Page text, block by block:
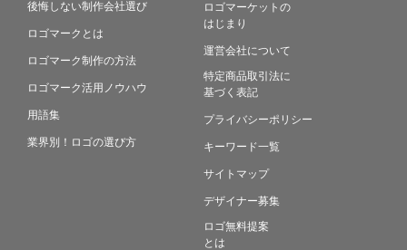
後悔しない制作会社選び
ロゴマークとは
ロゴマーク制作の方法
ロゴマーク活用ノウハウ
用語集
業界別！ロゴの選び方
ロゴマーケットの
はじまり
運営会社について
特定商品取引法に
基づく表記
プライバシーポリシー
キーワード一覧
サイトマップ
デザイナー募集
ロゴ無料提案
とは